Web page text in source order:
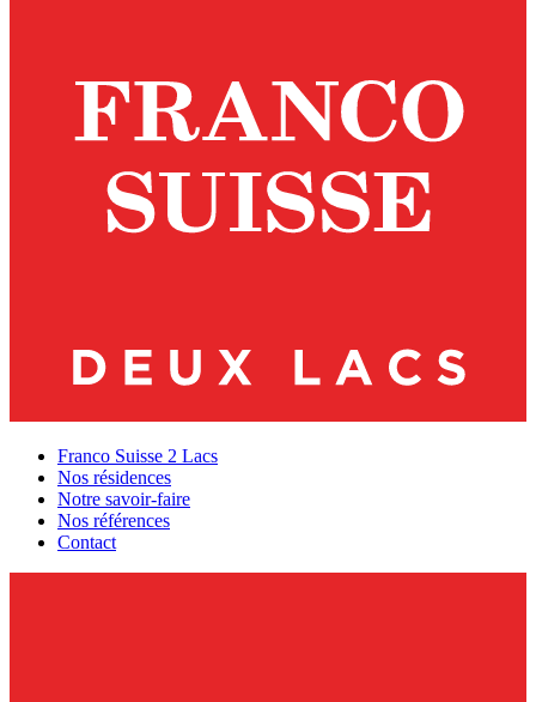
Franco Suisse 2 Lacs
Nos résidences
Notre savoir-faire
Nos références
Contact